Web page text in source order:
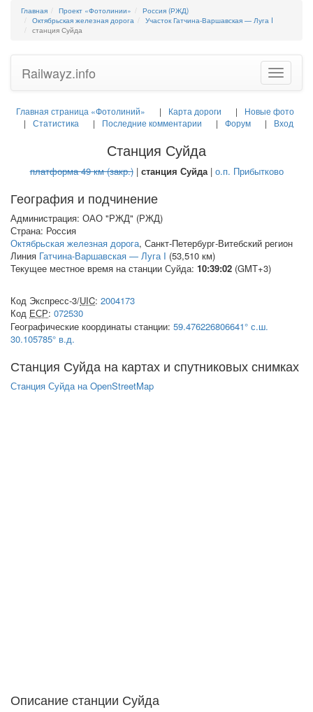
Главная Проект «Фотолинии»
Россия (РЖД)
Октябрьская железная дорога
Участок Гатчина-Варшавская — Луга I
станция Суйда
Toggle
Railwayz.info
Главная страница «Фотолиний» Карта дороги
Новые фото
Статистика
Последние комментарии Форум Вход
Станция Суйда
платформа 49 км (закр.)| станция Суйда| о.п. Прибытково
География и подчинение
Администрация: ОАО "РЖД" (РЖД)
Страна: Россия
Октябрьская железная дорога, Санкт-Петербург-Витебский регион
Линия Гатчина-Варшавская — Луга I (53,510 км)
Текущее местное время на станции Суйда: 10:39:02 (GMT+3)
Код Экспресс-3/UIC: 2004173
Код ЕСР: 072530
Географические координаты станции: 59.476226806641° с.ш.
30.105785° в.д.
Станция Суйда на картах и спутниковых снимках
Станция Суйда на OpenStreetMap
Описание станции Суйда